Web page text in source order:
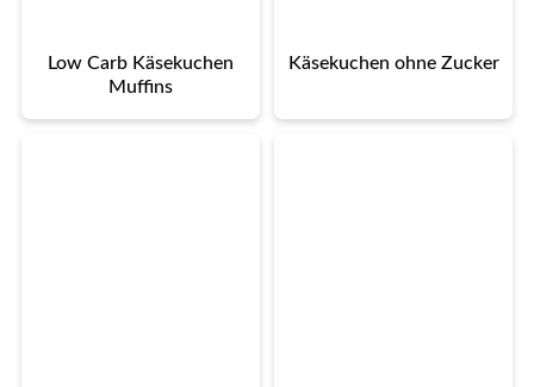
Low Carb Käsekuchen
Muffins
Käsekuchen ohne Zucker